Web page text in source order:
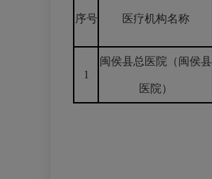
序号 医疗机构名称
1
闽侯县总医院（闽侯县
医院）